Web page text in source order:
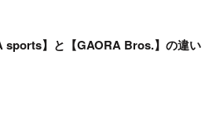
sports】と【GAORA Bros.】の違い